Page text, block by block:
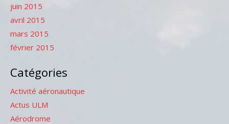
juin 2015
avril 2015
mars 2015
février 2015
Catégories
Activité aéronautique
Actus ULM
Aérodrome